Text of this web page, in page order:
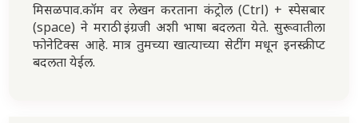
मिसळपाव.कॉम वर लेखन करताना कंट्रोल (Ctrl) + स्पेसबार
(space) ने मराठी इंग्रजी अशी भाषा बदलता येते. सुरूवातीला
फोनेटिक्स आहे. मात्र तुमच्या खात्याच्या सेटींग मधून इनस्क्रीप्ट
बदलता येईल.